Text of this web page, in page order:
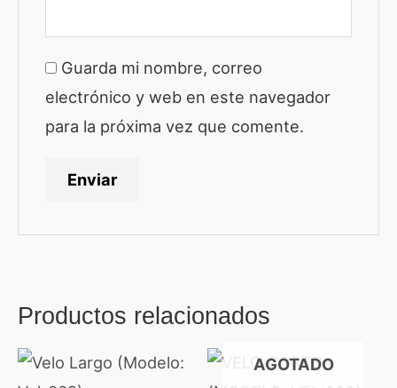
Guarda mi nombre, correo
electrónico y web en este navegador
para la próxima vez que comente.
Productos relacionados
AGOTADO